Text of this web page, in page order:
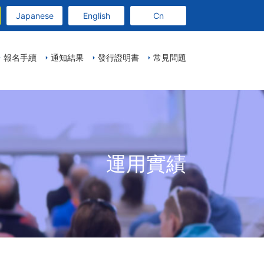
報名手續 通知結果 發行證明書 常見問題
Japanese English Cn
運用實績